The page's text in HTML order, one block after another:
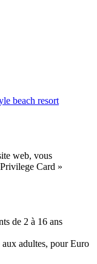
beach resort
web, vous
Card »
de 2 à 16 ans
adultes, pour Euro